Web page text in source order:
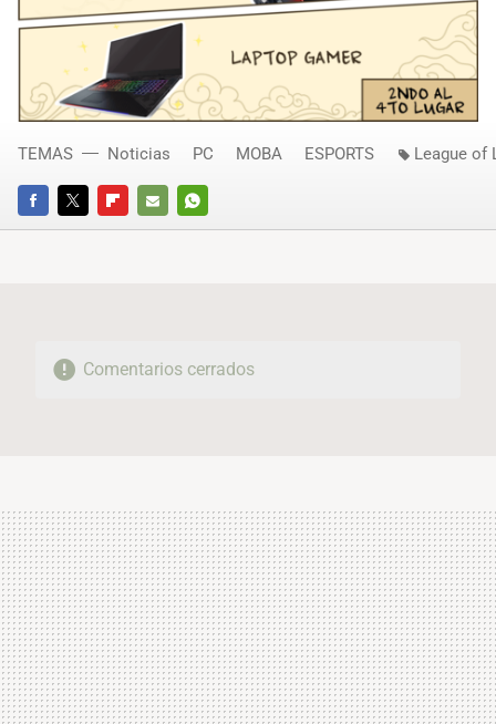
FACEBOOKTWITTERFLIPBOARD
E-
WHATSAPP
TEMAS Noticias PC MOBA ESPORTS League of
Comentarios cerrados